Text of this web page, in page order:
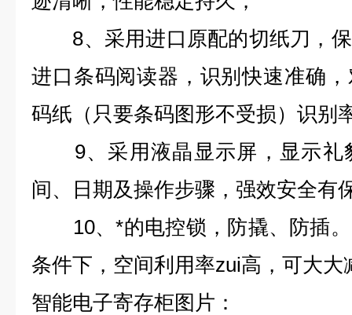
8、采用进口原配的切纸刀，保
进口条码阅读器，识别快速准确
码纸（只要条码图形不受损）识别
9、采用液晶显示屏，显示礼
间、日期及操作步骤，强效安全有
10、*的电控锁，防撬、防插。
条件下，空间利用率zui高，可大大
智能电子寄存柜图片：